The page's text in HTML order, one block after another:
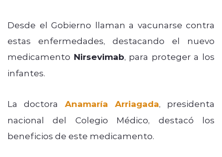
Desde el Gobierno llaman a vacunarse contra
estas enfermedades, destacando el nuevo
medicamento Nirsevimab, para proteger a los
infantes.
La doctora Anamaría Arriagada, presidenta
nacional del Colegio Médico, destacó los
beneficios de este medicamento.